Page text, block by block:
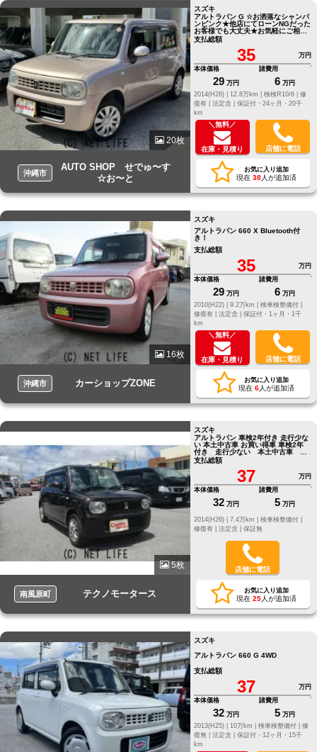
20枚
沖縄市
AUTO SHOP せでゅ〜す
☆お〜と
スズキ
アルトラパン G ☆お洒落なシャンパ
ンピンク★他店にてローンNGだった
お客様でも大丈夫★お気軽にご相談
ください☆
支払総額
35
万円
本体価格
29 万円
諸費用
6 万円
2014(H26) |
12.8万km | 検検R10/6 | 修
復有 | 法定含 | 保証付・24ヶ月・20千
km
＼無料／
在庫・見積り 店舗に電話
お気に入り追加
現在 38人が追加済
16枚
沖縄市 カーショップZONE
スズキ
アルトラパン 660 X Bluetooth付
き！
支払総額
35
万円
本体価格
29 万円
諸費用
6 万円
2010(H22) |
9.2万km |
検車検整備付 |
修復有 | 法定含 | 保証付・1ヶ月・1千
km
＼無料／
在庫・見積り 店舗に電話
お気に入り追加
現在 6人が追加済
5枚
南風原町 テクノモータース
スズキ
アルトラパン 車検2年付き 走行少な
い 本土中古車 お買い得車 車検2年
付き 走行少ない 本土中古車 お
買い得車
支払総額
37
万円
本体価格
32 万円
諸費用
5 万円
修復有 | 法定含 | 保証無
店舗に電話
お気に入り追加
現在 25人が追加済
スズキ
アルトラパン 660 G 4WD
支払総額
37
万円
本体価格
32 万円
諸費用
5 万円
2013(H25) |
10万km | 検車検整備付 | 修
復無 | 法定含 | 保証付・12ヶ月・15千
km